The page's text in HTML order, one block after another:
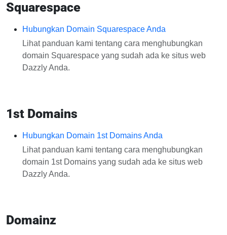
Squarespace
Hubungkan Domain Squarespace Anda
Lihat panduan kami tentang cara menghubungkan
domain Squarespace yang sudah ada ke situs web
Dazzly Anda.
1st Domains
Hubungkan Domain 1st Domains Anda
Lihat panduan kami tentang cara menghubungkan
domain 1st Domains yang sudah ada ke situs web
Dazzly Anda.
Domainz